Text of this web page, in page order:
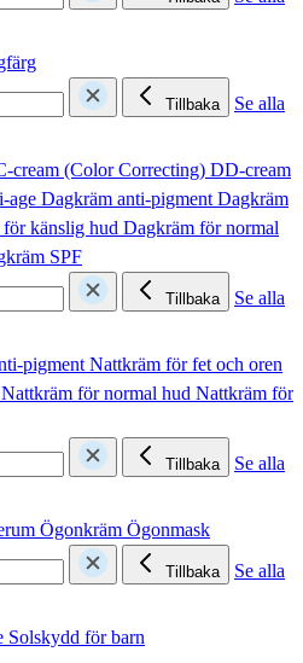
Tillbaka
Se alla
cream (Color Correcting) DD-cream
age Dagkräm anti-pigmentDagkräm
känslig hud Dagkräm för normal
SPF
Tillbaka
Se alla
pigmentNattkräm för fet och oren
Nattkräm för normal hud Nattkräm för
Tillbaka
Se alla
Ögonkräm Ögonmask
Tillbaka
Se alla
Solskydd för barn